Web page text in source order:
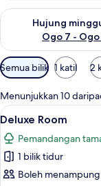
Hujung
Ogo 7 - Ogo
Semak
Penapis
yang
tersedia
untuk
bilik
Semua bilik 1 katil 2
Menunjukkan 10
Lihat
semua
foto
untuk
Deluxe
19
Deluxe Room
Pemandangan
1 bilik tidur
Boleh